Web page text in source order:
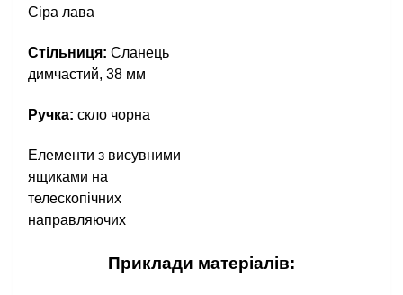
Сіра лава
Стільниця: Сланець
димчастий, 38 мм
Ручка: скло чорна
Елементи з висувними
ящиками на
телескопічних
направляючих
Приклади матеріалів: